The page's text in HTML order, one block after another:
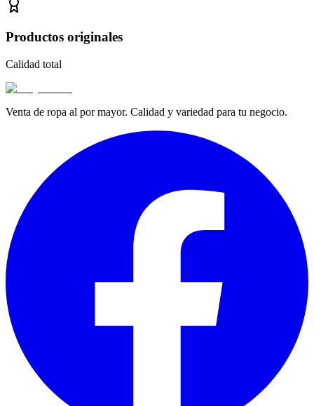
Productos originales
Calidad total
Venta de ropa al por mayor. Calidad y variedad para tu negocio.